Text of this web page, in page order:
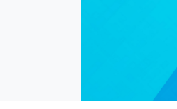
文化